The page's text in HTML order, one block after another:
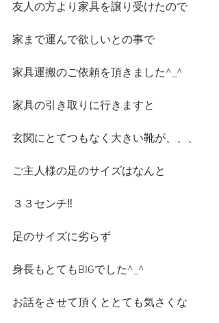
友人の方より家具を譲り受けたので
家まで運んで欲しいとの事で
家具運搬のご依頼を頂きました^_^
家具の引き取りに行きますと
玄関にとてつもなく大きい靴が、、、
ご主人様の足のサイズはなんと
３３センチ‼️
足のサイズに劣らず
身長もとてもBIGでした^_^
お話をさせて頂くととても気さくな